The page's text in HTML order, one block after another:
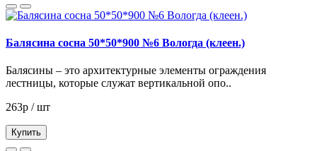
Балясина сосна 50*50*900 №6 Вологда (клеен.)
Балясины – это архитектурные элементы ограждения
лестницы, которые служат вертикальной опо..
263р / шт
Купить